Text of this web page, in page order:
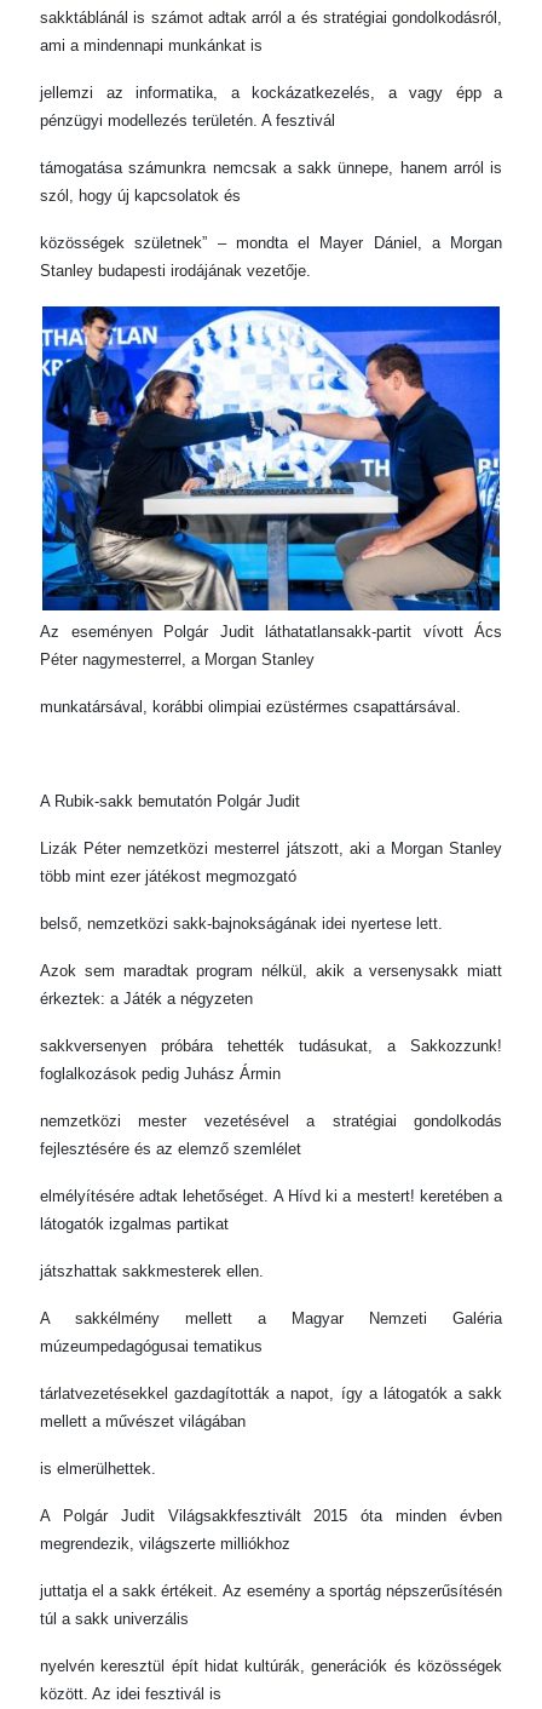
sakktáblánál is számot adtak arról a és stratégiai gondolkodásról,
ami a mindennapi munkánkat is
jellemzi az informatika, a kockázatkezelés, a vagy épp a
pénzügyi modellezés területén. A fesztivál
támogatása számunkra nemcsak a sakk ünnepe, hanem arról is
szól, hogy új kapcsolatok és
közösségek születnek” – mondta el Mayer Dániel, a Morgan
Stanley budapesti irodájának vezetője.
Az eseményen Polgár Judit láthatatlansakk-partit vívott Ács
Péter nagymesterrel, a Morgan Stanley
munkatársával, korábbi olimpiai ezüstérmes csapattársával.
A Rubik-sakk bemutatón Polgár Judit
Lizák Péter nemzetközi mesterrel játszott, aki a Morgan Stanley
több mint ezer játékost megmozgató
belső, nemzetközi sakk-bajnokságának idei nyertese lett.
Azok sem maradtak program nélkül, akik a versenysakk miatt
érkeztek: a Játék a négyzeten
sakkversenyen próbára tehették tudásukat, a Sakkozzunk!
foglalkozások pedig Juhász Ármin
nemzetközi mester vezetésével a stratégiai gondolkodás
fejlesztésére és az elemző szemlélet
elmélyítésére adtak lehetőséget. A Hívd ki a mestert! keretében a
látogatók izgalmas partikat
játszhattak sakkmesterek ellen.
A sakkélmény mellett a Magyar Nemzeti Galéria
múzeumpedagógusai tematikus
tárlatvezetésekkel gazdagították a napot, így a látogatók a sakk
mellett a művészet világában
is elmerülhettek.
A Polgár Judit Világsakkfesztivált 2015 óta minden évben
megrendezik, világszerte milliókhoz
juttatja el a sakk értékeit. Az esemény a sportág népszerűsítésén
túl a sakk univerzális
nyelvén keresztül épít hidat kultúrák, generációk és közösségek
között. Az idei fesztivál is